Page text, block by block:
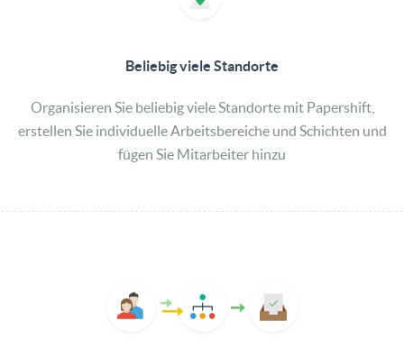
Beliebig​ ​viele​ ​Standorte
Organisieren Sie beliebig viele Standorte mit Papershift,
erstellen Sie individuelle Arbeitsbereiche und Schichten und
fügen Sie Mitarbeiter hinzu